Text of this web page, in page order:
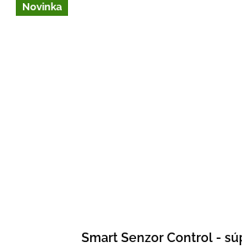
Novinka
Smart Senzor Control -